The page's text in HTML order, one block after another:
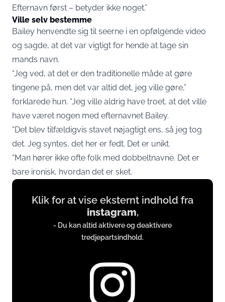
Efternavn først – betyder ikke noget.”
Ville selv bestemme
Bailey henvendte sig til seerne i en opfølgende video
og sagde, at det var vigtigt for hende at tage sin
mands navn.
“Jeg ved, at det er den traditionelle måde at gøre
tingene på, men det var altid det, jeg ville gøre,”
forklarede hun. “Jeg ville aldrig have troet, at det ville
have været nogen med efternavnet Bailey.
“Det blev tilfældigvis stavet nøjagtigt ens, så jeg tog
det. Jeg syntes, det her er fedt. Det er unikt.
“Man hører ikke ofte folk med dobbeltnavne. Det er
bare ironisk, hvordan det er sket.
Display
content
instagram.com
Klik for at vise eksternt indhold fra
instagram,
- Du kan altid aktivere og deaktivere
tredjepartsindhold.